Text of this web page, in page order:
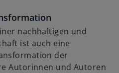
e
nachhaltigen und
ist auch eine
der
Autorinnen und Autoren